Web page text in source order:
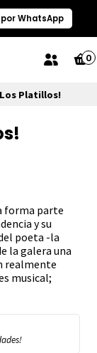
WhatsApp
0
Los Platillos!
forma parte
y su
poeta -la
la galera una
realmente
musical;